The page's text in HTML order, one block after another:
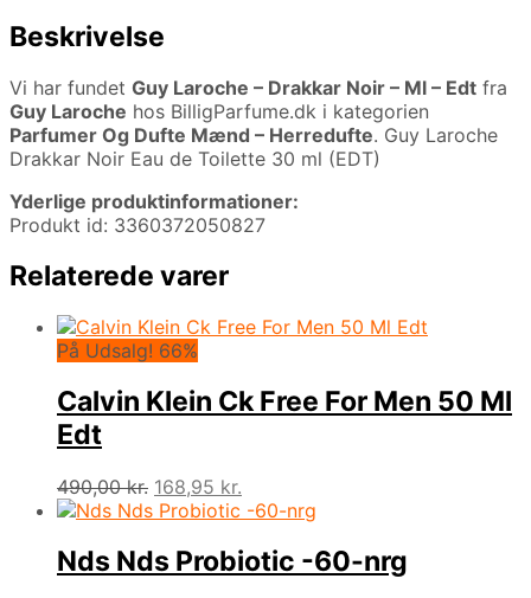
Beskrivelse
Vi har fundet Guy Laroche – Drakkar Noir – Ml – Edt fra
Guy Laroche hos BilligParfume.dk i kategorien
Parfumer Og Dufte Mænd – Herredufte. Guy Laroche
Drakkar Noir Eau de Toilette 30 ml (EDT)
Yderlige produktinformationer:
Produkt id: 3360372050827
Relaterede varer
På Udsalg! 66%
Calvin Klein Ck Free For Men 50 Ml
Edt
490,00kr. Den
oprindelige
var:
490,00 kr..
168,95 kr.
aktuelle
er:
168,95 kr..
Nds Nds Probiotic -60-nrg